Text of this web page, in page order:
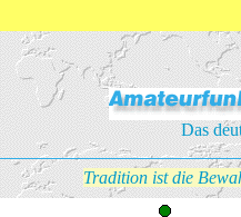
Das
Tradition ist die